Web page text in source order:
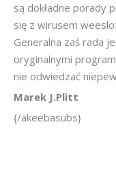
są dokładne porady
się z wirusem
Generalna zaś rada
oryginalnymi
nie odwiedzać
Marek J.Plitt
{/akeebasubs}